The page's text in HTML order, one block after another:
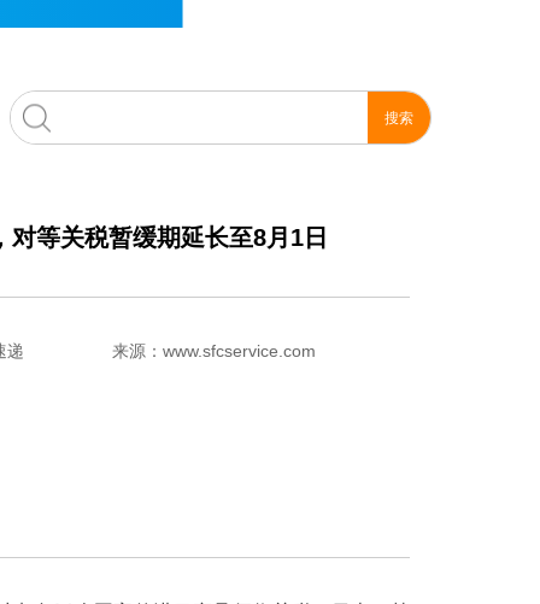
等关税暂缓期延长至8月1日
递 来源：www.sfcservice.com